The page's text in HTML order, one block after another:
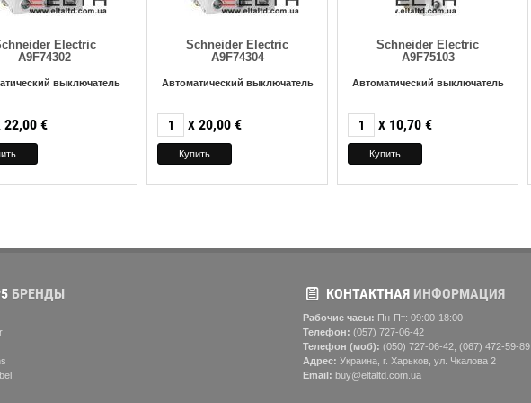
Electric
A9F74302
выключатель
22,00 €
Schneider Electric
A9F74304
Автоматический выключатель
X 20,00 €
Schneider Electric
A9F75103
Автоматический выключатель
X 10,70 €
БРЕНДЫ КОНТАКТНАЯИНФОРМАЦИЯ
Рабочие часы: Пн-Пт: 09:00-18:00
Телефон: (057) ‎727-06-42
Телефон (моб): (050) 727-06-42, (067) 472-59-89
Адрес: Украина, г. Харьков, ул. Чкалова 2
Email: buy@eltaltd.com.ua